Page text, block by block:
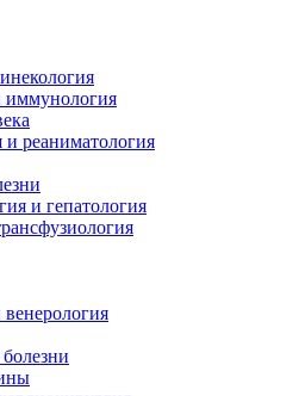
иммунология
и реаниматология
и гепатология